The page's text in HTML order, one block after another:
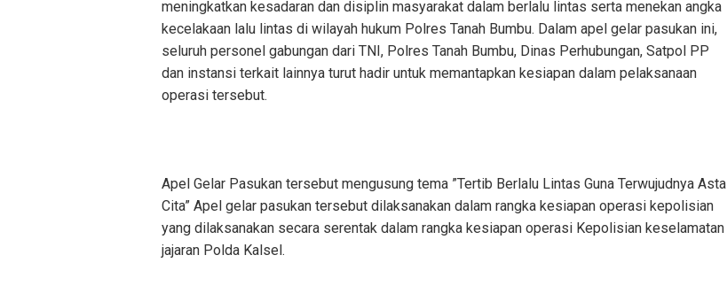
meningkatkan kesadaran dan disiplin masyarakat dalam berlalu lintas serta menekan angka
kecelakaan lalu lintas di wilayah hukum Polres Tanah Bumbu. Dalam apel gelar pasukan ini,
seluruh personel gabungan dari TNI, Polres Tanah Bumbu, Dinas Perhubungan, Satpol PP
dan instansi terkait lainnya turut hadir untuk memantapkan kesiapan dalam pelaksanaan
operasi tersebut.
Apel Gelar Pasukan tersebut mengusung tema ”Tertib Berlalu Lintas Guna Terwujudnya Asta
Cita” Apel gelar pasukan tersebut dilaksanakan dalam rangka kesiapan operasi kepolisian
yang dilaksanakan secara serentak dalam rangka kesiapan operasi Kepolisian keselamatan
jajaran Polda Kalsel.